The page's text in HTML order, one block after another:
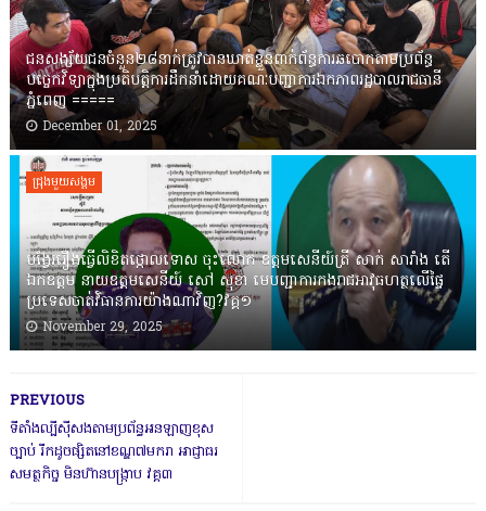
ជនសង្ស័យជនចំនួន២៨នាក់ត្រូវបានឃាត់ខ្លួនពាក់ព័ន្ធការឆបោកតាមប្រព័ន្ធ
បច្ចេកវិទ្យាក្នុងប្រតិបត្តិការដឹកនាំដោយគណៈបញ្ជាការឯកភាពរដ្ឋបាលរាជធានី
ភ្នំពេញ ‎=====
December 01, 2025
ជ្រុងមួយសង្គម
បង្វែររឿងធ្វើលិខិតថ្កោលទោស ចុះលោក ឧត្តមសេនីយ៍ត្រី សាក់ សារាំង តើ
ឯកឧត្តម នាយឧត្តមសេនីយ៍ សៅ សុខា មេបញ្ជាការកងរាជអាវុធហត្ថលើផ្ទៃ
ប្រទេសចាត់វិធានការយ៉ាងណាវិញ?វគ្គ១
November 29, 2025
PREVIOUS
ទីតាំងល្បីស៊ីសងតាមប្រព័ន្ធអនឡាញខុស
ច្បាប់ រីកដូចផ្សិតនៅខណ្ឌ៧មករា អាជ្ញាធរ
សមត្ថកិច្ច មិនហ៊ានបង្ក្រាប វគ្គ៣